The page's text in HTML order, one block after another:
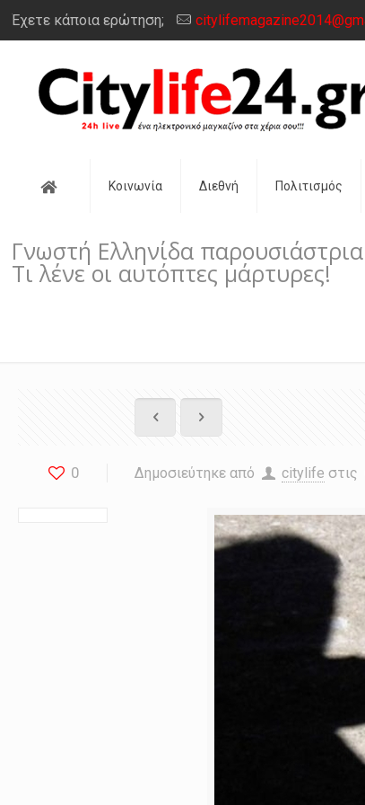
Έχετε κάποια ερώτηση;
Αρχική Κοινωνία Διεθνή Πολιτισμός
Γνωστή Ελληνίδα
Τι λένε οι αυτόπτες μάρτυρες!
0 Δημοσιεύτηκε από citylife στις